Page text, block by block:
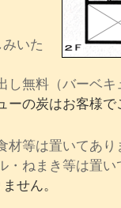
いた
し無料（バーベキ
ーの炭はお客様で
材等は置いてあり
・ねまき等は置い
せん。